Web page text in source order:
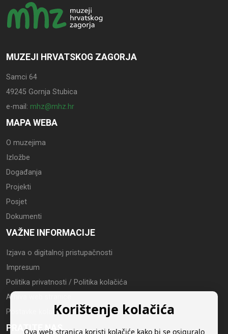
MUZEJI HRVATSKOG ZAGORJA
Samci 64
49245 Gornja Stubica
e-mail: mhz@mhz.hr
MAPA WEBA
O muzejima
Izložbe
Događanja
Projekti
Posjet
Dokumenti
VAŽNE INFORMACIJE
Izjava o digitalnoj pristupačnosti
Impresum
Politika privatnosti / Politika kolačića
Arhiva web stranice
Postavke kolačića
PRATITE NAS
Korištenje kolačića
Ova web stranica koristi kolačiće kako bi se osiguralo